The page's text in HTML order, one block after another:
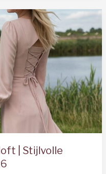
| Stijlvolle